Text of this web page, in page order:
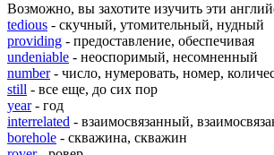
Возможно, вы захотите изучить эти
tedious - скучный, утомительный, нудный
providing - предоставление, обеспечивая
undeniable - неоспоримый, несомненный
number- число, нумеровать, номер,
still - все еще, до сих пор
year- год
interrelated - взаимосвязанный,
borehole - скважина, скважин